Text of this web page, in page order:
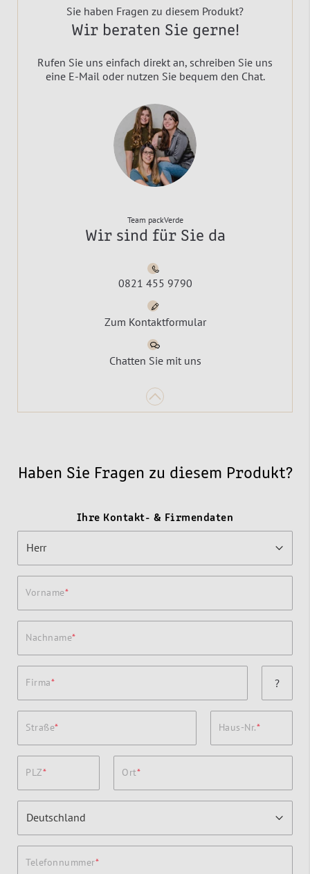
Sie haben Fragen zu diesem Produkt?
Wir beraten Sie gerne!
Rufen Sie uns einfach direkt an, schreiben Sie uns
eine E-Mail oder nutzen Sie bequem den Chat.
Team packVerde
Wir sind für Sie da
0821 455 9790
Zum Kontaktformular
Chatten Sie mit uns
Haben Sie Fragen zu diesem Produkt?
Ihre Kontakt- & Firmendaten
Vorname
Nachname
Firma ?
Straße Haus-Nr.
PLZ Ort
Telefonnummer